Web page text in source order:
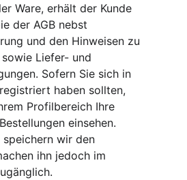
Ware, erhält der Kunde
der AGB nebst
und den Hinweisen zu
Liefer- und
Sofern Sie sich in
haben sollten,
Profilbereich Ihre
einsehen.
speichern wir den
ihn jedoch im